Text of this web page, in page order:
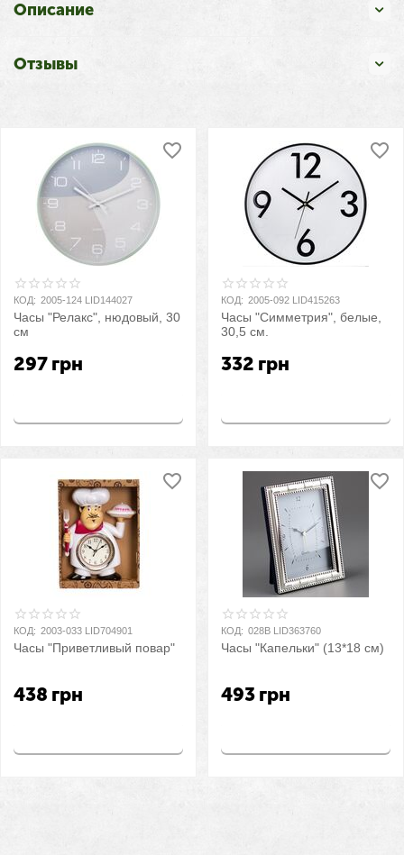
Описание
Отзывы
КОД: 2005-124 LID144027
Часы "Релакс", нюдовый, 30
см
297 грн
КОД: 2005-092 LID415263
Часы "Симметрия", белые,
30,5 см.
332 грн
КОД: 2003-033 LID704901
Часы "Приветливый повар"
438 грн
КОД: 028B LID363760
Часы "Капельки" (13*18 см)
493 грн